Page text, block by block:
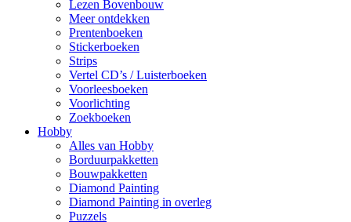
Lezen Bovenbouw
Meer ontdekken
Prentenboeken
Stickerboeken
Strips
Vertel CD’s / Luisterboeken
Voorleesboeken
Voorlichting
Zoekboeken
Hobby
Alles van Hobby
Borduurpakketten
Bouwpakketten
Diamond Painting
Diamond Painting in overleg
Puzzels